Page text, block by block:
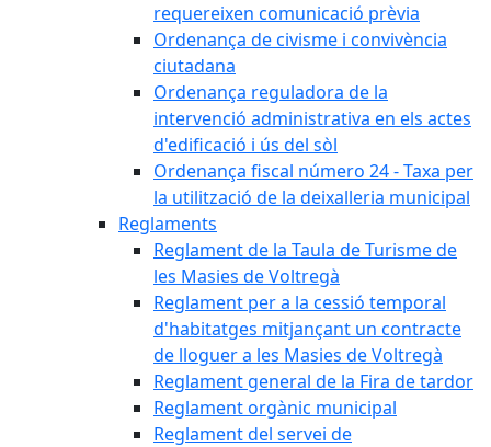
requereixen comunicació prèvia
Ordenança de civisme i convivència
ciutadana
Ordenança reguladora de la
intervenció administrativa en els actes
d'edificació i ús del sòl
Ordenança fiscal número 24 - Taxa per
la utilització de la deixalleria municipal
Reglaments
Reglament de la Taula de Turisme de
les Masies de Voltregà
Reglament per a la cessió temporal
d'habitatges mitjançant un contracte
de lloguer a les Masies de Voltregà
Reglament general de la Fira de tardor
Reglament orgànic municipal
Reglament del servei de